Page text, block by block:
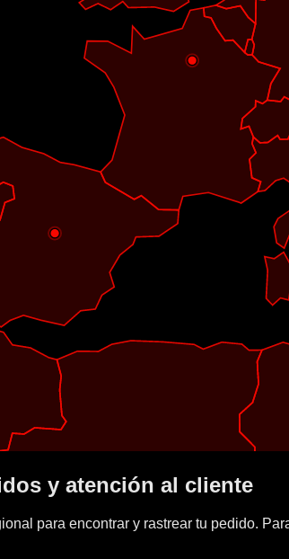
y atención al cliente
para encontrar y rastrear tu pedido.